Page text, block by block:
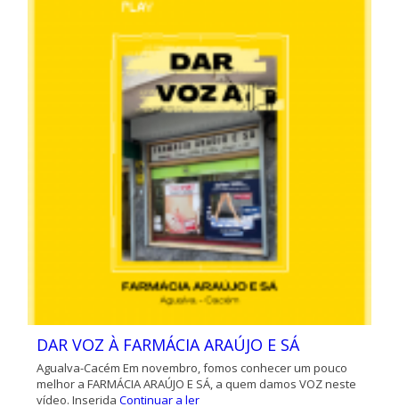
DAR VOZ À FARMÁCIA ARAÚJO E SÁ
Agualva-Cacém Em novembro, fomos conhecer um pouco
melhor a FARMÁCIA ARAÚJO E SÁ, a quem damos VOZ neste
vídeo. InseridaContinuar a ler